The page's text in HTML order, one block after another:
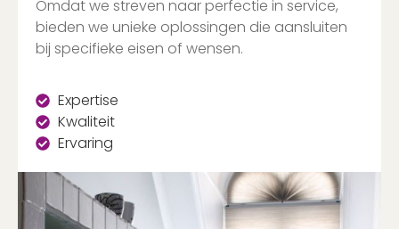
Omdat we streven naar perfectie in service,
bieden we unieke oplossingen die aansluiten
bij specifieke eisen of wensen.
Expertise
Kwaliteit
Ervaring